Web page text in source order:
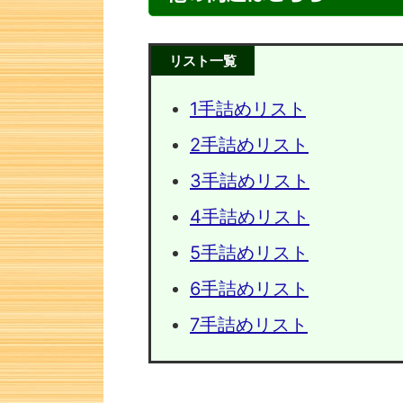
リスト一覧
1手詰めリスト
2手詰めリスト
3手詰めリスト
4手詰めリスト
5手詰めリスト
6手詰めリスト
7手詰めリスト
次の一手問題・24